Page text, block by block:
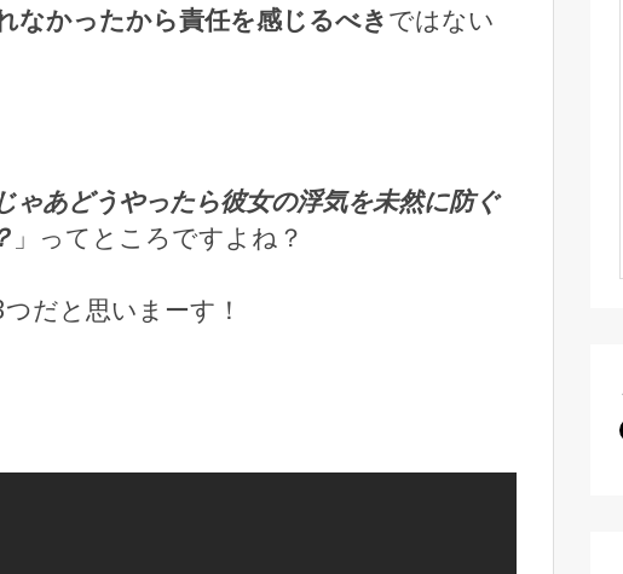
なかったから責任を感じるべきではない
ゃあどうやったら彼女の浮気を未然に防ぐ
」ってところですよね？
だと思いまーす！